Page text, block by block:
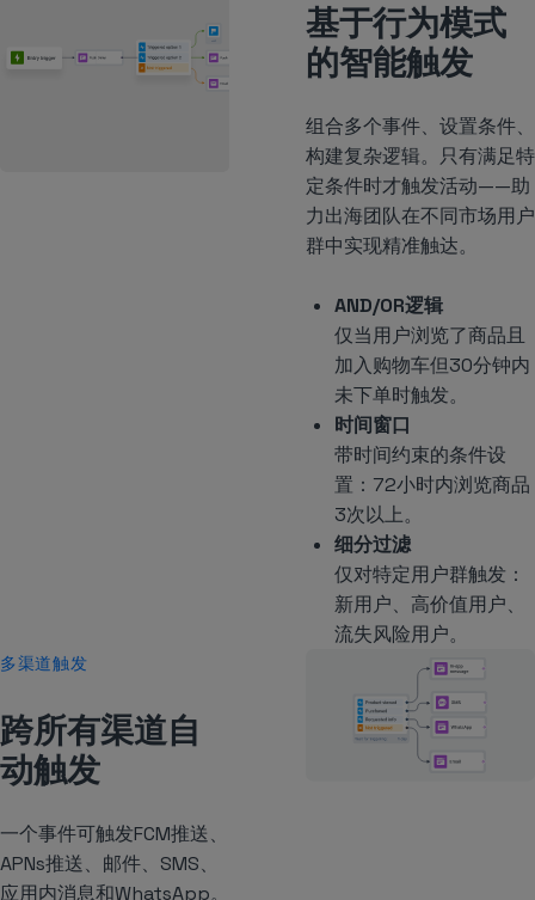
基于行为模式
的智能触发
组合多个事件、设置条件、
构建复杂逻辑。只有满足特
定条件时才触发活动——助
力出海团队在不同市场用户
群中实现精准触达。
AND/OR逻辑
仅当用户浏览了商品且
加入购物车但30分钟内
未下单时触发。
时间窗口
带时间约束的条件设
置：72小时内浏览商品
3次以上。
细分过滤
仅对特定用户群触发：
新用户、高价值用户、
流失风险用户。
多渠道触发
跨所有渠道自
动触发
一个事件可触发FCM推送、
APNs推送、邮件、SMS、
应用内消息和WhatsApp。